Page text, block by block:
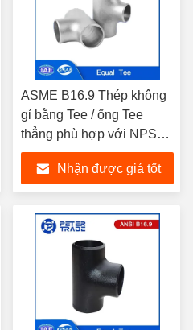
ASME B16.9 Thép không
gỉ bằng Tee / ống Tee
thẳng phù hợp với NPS
1/2 đến NPS 48
Nhận được giá tốt